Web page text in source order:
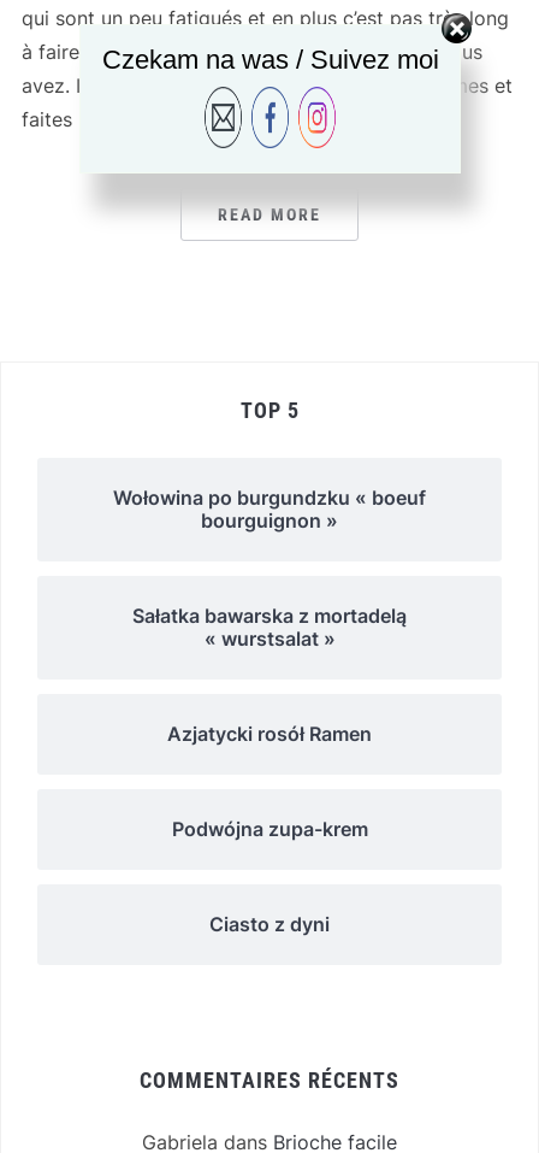
qui sont un peu fatigués et en plus c’est pas très long
à faire! Bien sûr vous prenez les légumes que vous
avez. Ingrédients: Préparation: Coupez les légumes et
faites les revenir à la poêle avec un peu […]
READ MORE
TOP 5
Wołowina po burgundzku « boeuf
bourguignon »
Sałatka bawarska z mortadelą
« wurstsalat »
Azjatycki rosół Ramen
Podwójna zupa-krem
Ciasto z dyni
COMMENTAIRES RÉCENTS
Gabriela dans Brioche facile
Czekam na was / Suivez moi